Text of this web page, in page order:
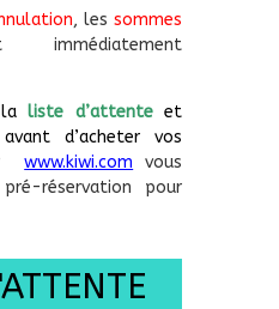
, lessommes
immédiatement
liste d’attenteet
d’acheter vos
www.kiwi.com
vous
réservation pour